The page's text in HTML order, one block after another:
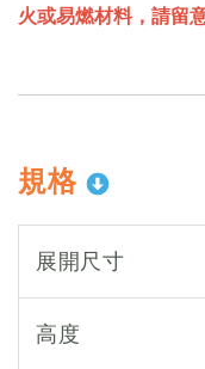
火或易燃材料，請留
規格
展開尺寸
高度